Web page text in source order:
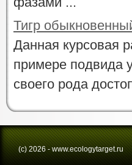
Тигр
Данная курсовая
примере подвида
своего рода
(с) 2026 - www.ecologytarget.ru